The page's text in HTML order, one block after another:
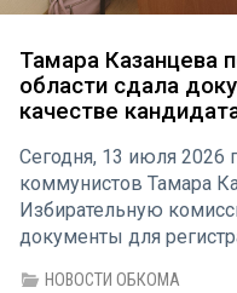
Тамара Казанцева
области сдала
качестве
Сегодня, 13 июля 2026
коммунистов Тамара
Избирательную
документы для
НОВОСТИ ОБКОМА